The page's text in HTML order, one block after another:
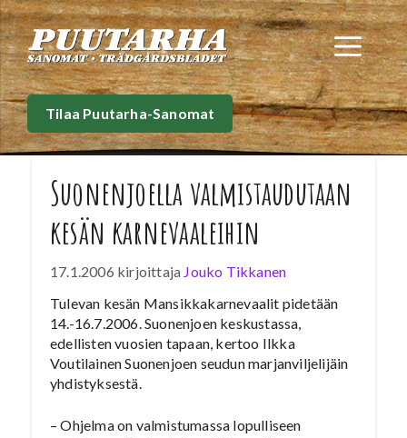
Siirry
sisältöön
Tilaa Puutarha-Sanomat
Suonenjoella valmistaudutaan
kesän karnevaaleihin
17.1.2006 kirjoittaja Jouko Tikkanen
Tulevan kesän Mansikkakarnevaalit pidetään
14.-16.7.2006. Suonenjoen keskustassa,
edellisten vuosien tapaan, kertoo Ilkka
Voutilainen Suonenjoen seudun marjanviljelijäin
yhdistyksestä.
– Ohjelma on valmistumassa lopulliseen